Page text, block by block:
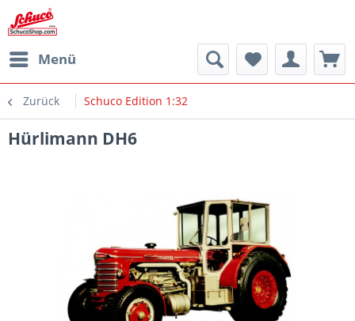
Menü
Zurück Schuco Edition 1:32
Hürlimann DH6